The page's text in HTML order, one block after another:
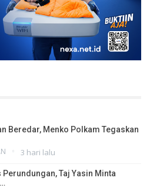
Beredar, Menko Polkam Tegaskan
3 hari lalu
Taj Yasin Minta